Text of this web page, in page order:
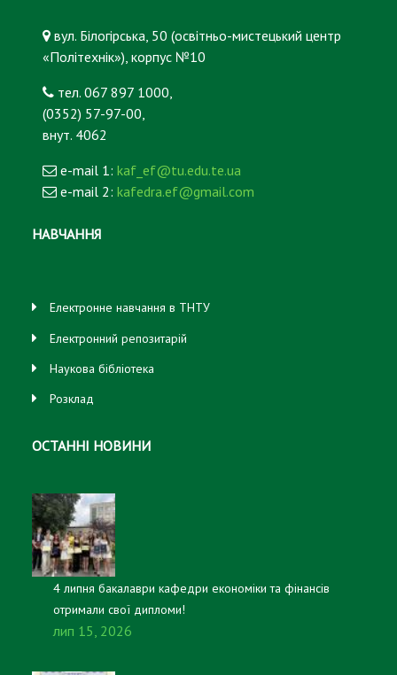
вул. Білогірська, 50 (освітньо-мистецький центр
«Політехнік»), корпус №10
тел. 067 897 1000,
(0352) 57-97-00,
внут. 4062
e-mail 1: kaf_ef@tu.edu.te.ua
e-mail 2: kafedra.ef@gmail.com
НАВЧАННЯ
Електронне навчання в ТНТУ
Електронний репозитарій
Наукова бібліотека
Розклад
ОСТАННІ НОВИНИ
4 липня бакалаври кафедри економіки та фінансів
отримали свої дипломи!
лип 15, 2026